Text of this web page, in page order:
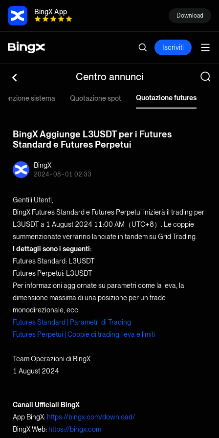
BingX App Download
Iscriviti
Centro annunci
sistema Quotazione spot Quotazione futures
BingX Aggiunge L3USDT per i Futures
Standard e Futures Perpetui
BingX
2024-08-01 02:33
Gentili Utenti,
BingX Futures Standard e Futures Perpetui inizierà il trading per
L3USDT a 1 August 2024 11:00 AM（UTC+8）. Le coppie
summenzionate verranno lanciate in tandem su Grid Trading.
I dettagli sono i seguenti:
Futures Standard: L3USDT
Futures Perpetui: L3USDT
Per informazioni aggiornate su parametri come la leva, la
dimensione massima di una posizione per un trade
monodirezionale, ecc:
Futures Standard | Parametri di Trading
Futures Perpetui | Coppie di trading, leva e limiti
Team Operazioni di BingX
1 August 2024
Canali Ufficiali BingX
App BingX: https://bingx.com/download/
BingX Web: https://bingx.com